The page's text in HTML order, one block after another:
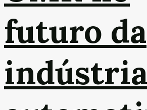
futuro da
indústria